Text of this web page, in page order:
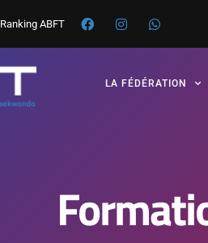
Ranking ABFT
LA FÉDÉRATION